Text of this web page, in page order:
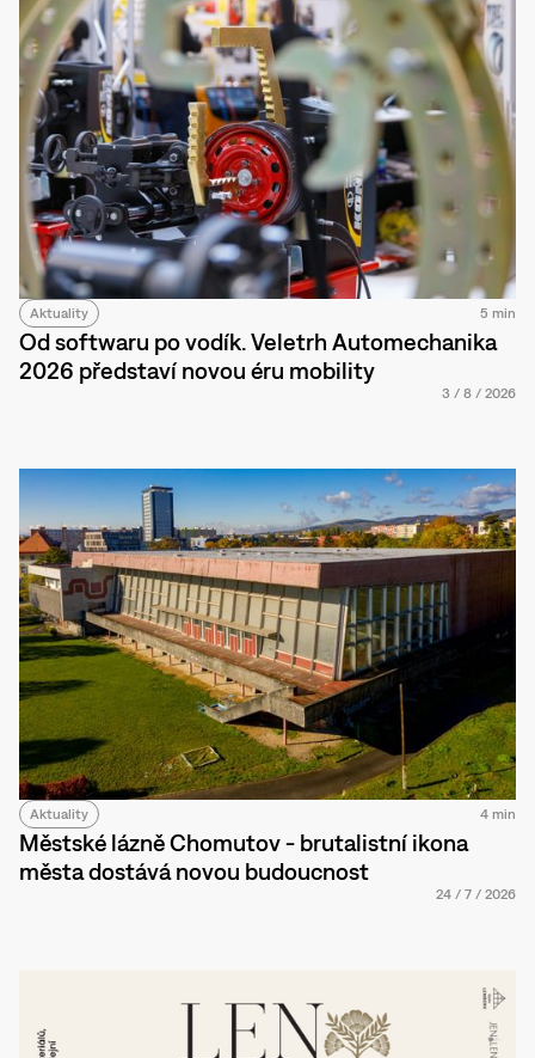
Aktuality 5 min
Od softwaru po vodík. Veletrh Automechanika
2026 představí novou éru mobility
3 / 8 / 2026
Aktuality 4 min
Městské lázně Chomutov - brutalistní ikona
města dostává novou budoucnost
24 / 7 / 2026